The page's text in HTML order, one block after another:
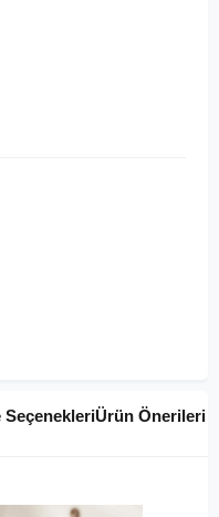
SeçenekleriÜrün Önerileri